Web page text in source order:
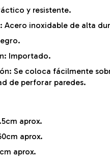
y resistente.
Acero inoxidable de alta
Importado.
Se coloca fácilmente
de perforar paredes.
aprox.
aprox.
aprox.